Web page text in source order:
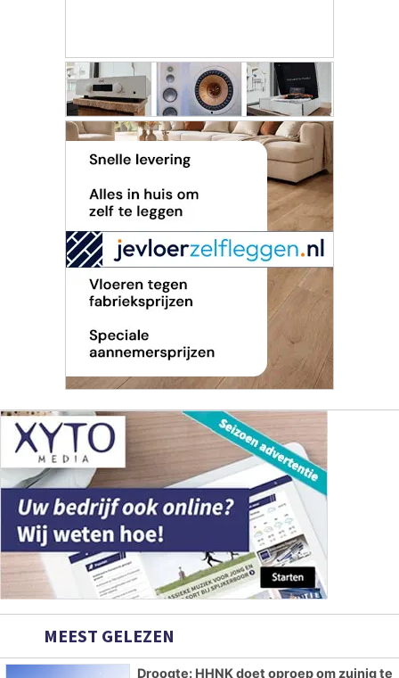
MEEST GELEZEN
Droogte: HHNK doet oproep om zuinig te